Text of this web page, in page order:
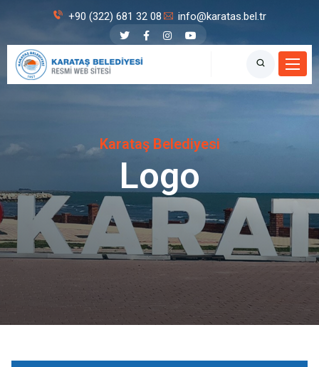
+90 (322) 681 32 08 info@karatas.bel.tr
Karataş Belediyesi
Logo